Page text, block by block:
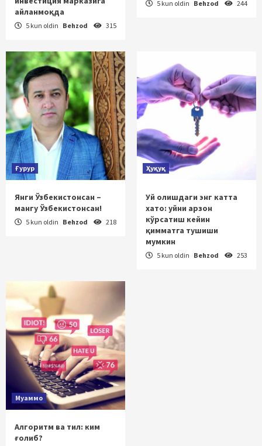
айланмоқда
5 kun oldin Behzod 315
5 kun oldin Behzod 244
Ғурур
Янги Ўзбекистонсан –
мангу Ўзбекистонсан!
5 kun oldin Behzod 218
Ҳуқуқ
Уй олишдаги энг катта
хато: уйни арзон
кўрсатиш кейин
қимматга тушиши
мумкин
5 kun oldin Behzod 253
Муаммо
Алгоритм ва тил: ким
ғолиб?